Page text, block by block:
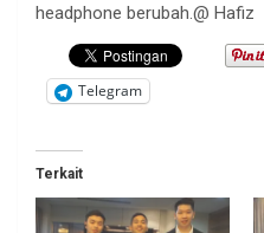
headphone berubah.@ Hafiz
Telegram
Terkait